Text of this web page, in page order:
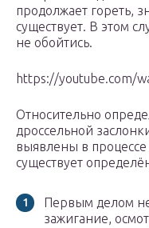
продолжает гореть,
существует. В этом
не обойтись.
https://youtube.com/
Относительно
дроссельной
выявлены в процессе
существует
Первым делом
зажигание,